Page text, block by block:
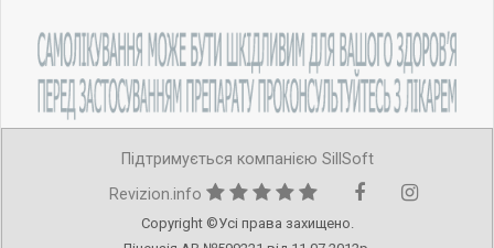
Copyright ©Усі права захищено.
Підтримується компанією SillSoft
Revizion.info